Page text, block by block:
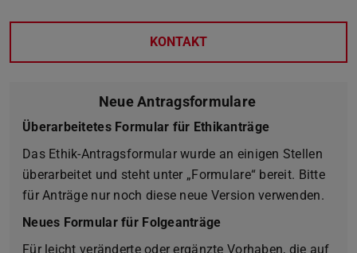
KONTAKT
Neue Antragsformulare
Überarbeitetes Formular für Ethikanträge
Das Ethik-Antragsformular wurde an einigen Stellen
überarbeitet und steht unter „Formulare“ bereit. Bitte
für Anträge nur noch diese neue Version verwenden.
Neues Formular für Folgeanträge
Für leicht veränderte oder ergänzte Vorhaben, die auf